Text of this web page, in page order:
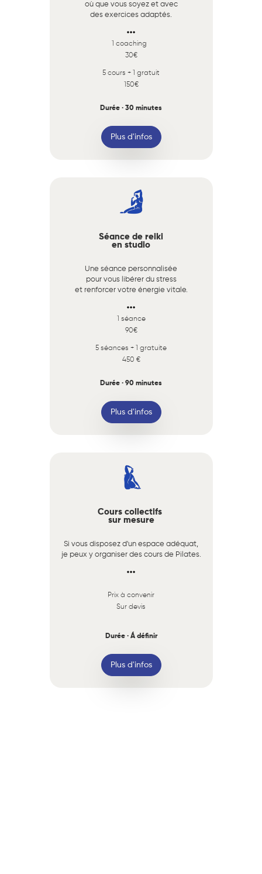
où que vous soyez et avec
des exercices adaptés.
1 coaching
30€
5 cours + 1 gratuit
150€
Durée · 30 minutes
Plus d'infos
Séance de reiki
en studio
Une séance personnalisée
pour vous libérer du stress
et renforcer votre énergie vitale.
1 séance
90€
5 séances + 1 gratuite
450 €
Durée · 90 minutes
Plus d'infos
Cours collectifs
sur mesure
Si vous disposez d'un espace adéquat,
je peux y organiser des cours de Pilates.
Prix à convenir
Sur devis
Durée · Á définir
Plus d'infos